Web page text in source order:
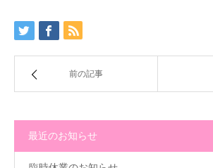
前の記事
最近のお知らせ